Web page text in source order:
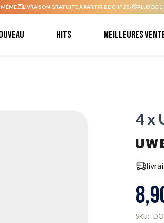
LIVRAISON GRATUITE À PARTIR DE CHF 20.- PLUS DE
Hits Meilleures
4 x
SKU: